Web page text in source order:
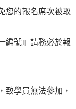
您的報名席次被取
編號』請務必於報
致學員無法參加，